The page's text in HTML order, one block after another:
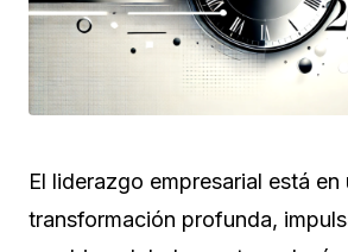
El liderazgo empresarial está en
transformación profunda,